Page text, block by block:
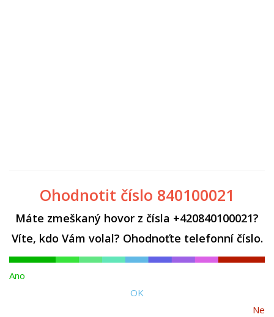
Ohodnotit číslo 840100021
Máte zmeškaný hovor z čísla +420840100021?
Víte, kdo Vám volal? Ohodnoťte telefonní číslo.
Ano
OK
Ne